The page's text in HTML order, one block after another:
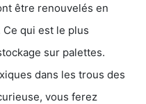
être renouvelés en
qui est le plus
sur palettes.
dans les trous des
vous ferez